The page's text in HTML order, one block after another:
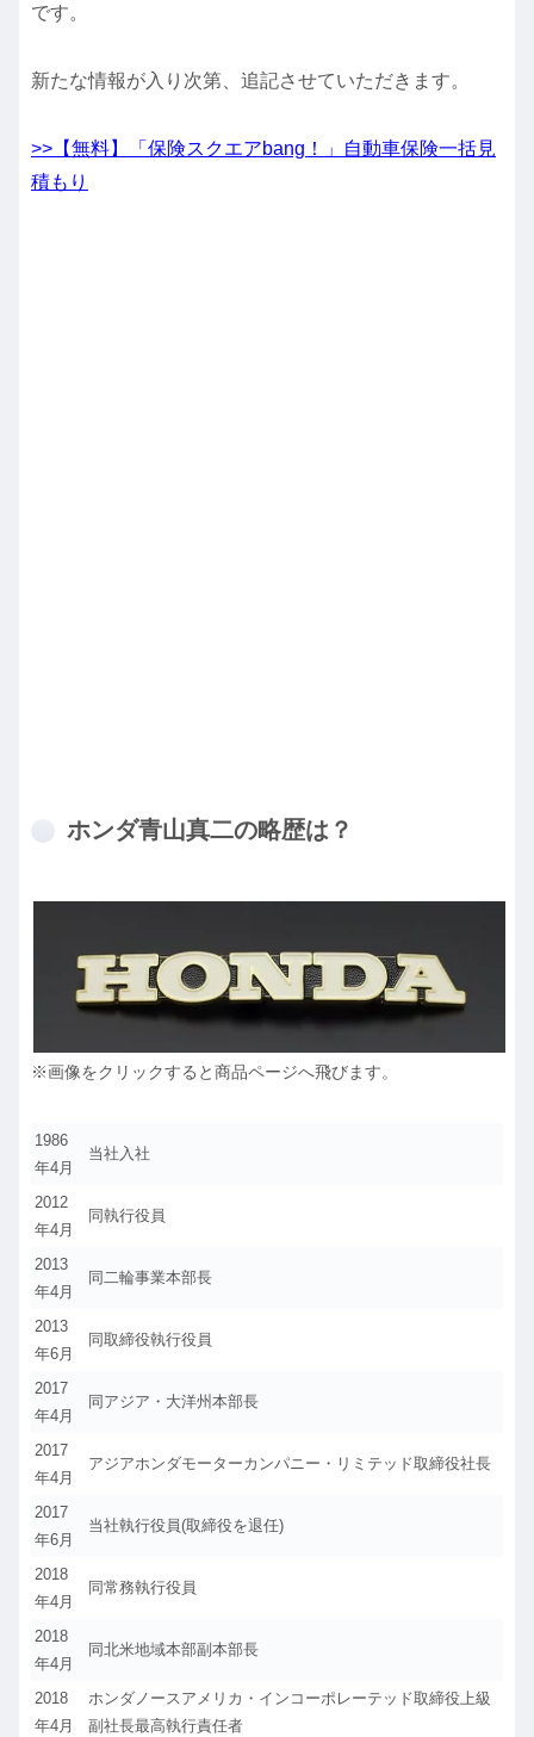
です。
新たな情報が入り次第、追記させていただきます。
>>【無料】「保険スクエアbang！」自動車保険一括見
積もり
ホンダ青山真二の略歴は？
※画像をクリックすると商品ページへ飛びます。
1986
年4月
当社入社
2012
年4月
同執行役員
2013
年4月
同二輪事業本部長
2013
年6月
同取締役執行役員
2017
年4月
同アジア・大洋州本部長
2017
年4月
アジアホンダモーターカンパニー・リミテッド取締役社長
2017
年6月
当社執行役員(取締役を退任)
2018
年4月
同常務執行役員
2018
年4月
同北米地域本部副本部長
2018
年4月
ホンダノースアメリカ・インコーポレーテッド取締役上級
副社長最高執行責任者